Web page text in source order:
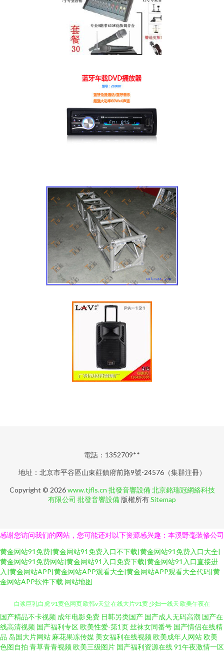
電話：1352709**
地址：北京市平谷區山東莊鎮府前路9號-24576（集群注冊）
Copyright © 2026www.tjfls.cn 批發音響設備 北京銘瑞冠網絡科技
有限公司 批發音響設備 版權所有Sitemap
感谢您访问我们的网站，您可能还对以下资源感兴趣：本溪野毫装修公司
黄金网站91免费|黄金网站91免费入口不下载|黄金网站91免费入口大全|
黄金网站91免费网站|黄金网站91入口免费下载|黄金网站91入口直接进
入|黄金网站APP|黄金网站APP观看大全|黄金网站APP观看大全代码|黄
金网站APP软件下载 网站地图
国产玖玖玖精品 欧美美女肏逼福利久久 欧美日韩成人精品视频 精品产品综合
白浆巨乳白虎 91黄色网页 欧韩v天堂 在线大片91黄 少妇一线天 欧美午夜在
国产精品不卡视频 成年电影免费 日韩另类国产 国产成人无码高潮 国产在
线高清视频 国产福利专区欧美性爱-第1页丝袜女同番号 国产情侣在线精
品 岛国大片网站 麻花果冻传媒 美女福利在线视频欧美成年人网站欧美
色图自拍 青草青青视频欧美三级图片 国产福利资源在线91午夜激情一区